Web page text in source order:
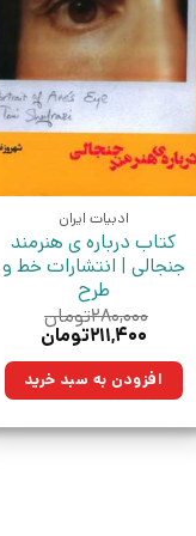
ادبیات ایران
کتاب درباره ی هنرمند
جنجالی | انتشارات خط و
طرح
۲۸۰,۰۰۰تومان
قیمت
۲۸۰,۰۰۰تومان
بود.
۲۱۱,۴۰۰تومان
۲۱۱,۴۰۰تومان.افزودن به سبد خرید